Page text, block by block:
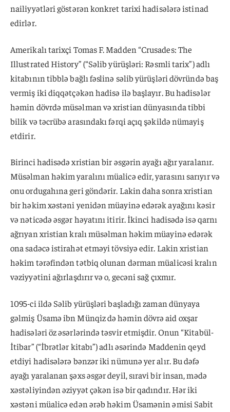
nailiyyətləri göstərən konkret tarixi hadisələrə istinad
edirlər.
Amerikalı tarixçi Tomas F. Madden “Crusades: The
Illustrated History” (“Səlib yürüşləri: Rəsmli tarix”) adlı
kitabının tibblə bağlı fəslinə səlib yürüşləri dövründə baş
vermiş iki diqqətçəkən hadisə ilə başlayır. Bu hadisələr
həmin dövrdə müsəlman və xristian dünyasında tibbi
bilik və təcrübə arasındakı fərqi açıq şəkildə nümayiş
etdirir.
Birinci hadisədə xristian bir əsgərin ayağı ağır yaralanır.
Müsəlman həkim yaralını müalicə edir, yarasını sarıyır və
onu ordugahına geri göndərir. Lakin daha sonra xristian
bir həkim xəstəni yenidən müayinə edərək ayağını kəsir
və nəticədə əsgər həyatını itirir. İkinci hadisədə isə qarnı
ağrıyan xristian kralı müsəlman həkim müayinə edərək
ona sadəcə istirahət etməyi tövsiyə edir. Lakin xristian
həkim tərəfindən tətbiq olunan dərman müalicəsi kralın
vəziyyətini ağırlaşdırır və o, gecəni sağ çıxmır.
1095-ci ildə Səlib yürüşləri başladığı zaman dünyaya
gəlmiş Üsamə ibn Münqiz də həmin dövrə aid oxşar
hadisələri öz əsərlərində təsvir etmişdir. Onun “Kitabül-
İtibar” (“İbrətlər kitabı”) adlı əsərində Maddenin qeyd
etdiyi hadisələrə bənzər iki nümunə yer alır. Bu dəfə
ayağı yaralanan şəxs əsgər deyil, sıravi bir insan, mədə
xəstəliyindən əziyyət çəkən isə bir qadındır. Hər iki
xəstəni müalicə edən ərəb həkim Üsamənin əmisi Sabit